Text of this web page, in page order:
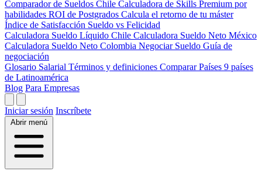
Comparador de Sueldos Chile Calculadora de Skills Premium por
habilidades ROI de Postgrados Calcula el retorno de tu máster
Índice de Satisfacción Sueldo vs Felicidad
Calculadora Sueldo Líquido Chile Calculadora Sueldo Neto México
Calculadora Sueldo Neto Colombia Negociar Sueldo Guía de
negociación
Glosario Salarial Términos y definiciones Comparar Países 9 países
de Latinoamérica
Blog Para Empresas
Iniciar sesión Inscríbete
Abrir menú